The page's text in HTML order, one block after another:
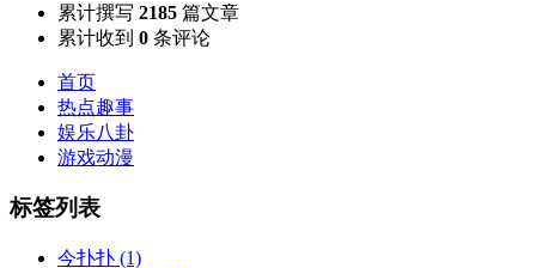
累计撰写 2185 篇文章
累计收到 0 条评论
首页
热点趣事
娱乐八卦
游戏动漫
标签列表
今扑扑 (1)